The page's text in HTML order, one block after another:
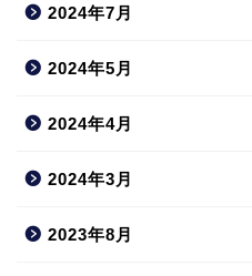
2024年7月
2024年5月
2024年4月
2024年3月
2023年8月